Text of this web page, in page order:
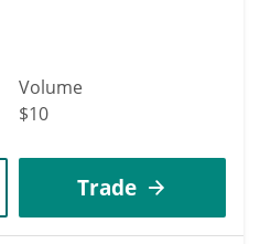
Volume
$10
Trade